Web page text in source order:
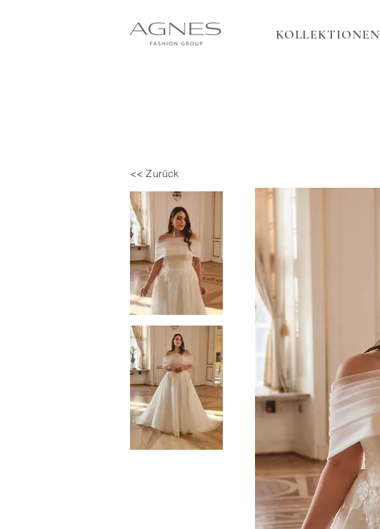
KOLLEKTIONEN
<< Zurück